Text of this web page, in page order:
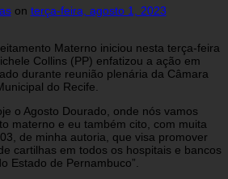
on terça-feira, agosto 1, 2023
Materno iniciou nesta terça-feira
Collins (PP) enfatizou a ação em
durante reunião plenária da Câmara
do Recife.
o Agosto Dourado, onde nós vamos
materno e eu também cito, com muita
de minha autoria, que visa promover
cartilhas em todos os hospitais e bancos
Estado de Pernambuco”.